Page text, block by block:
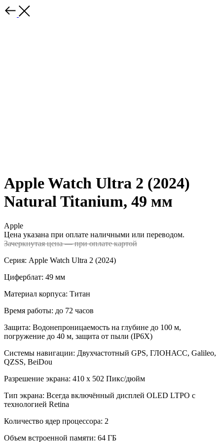
Apple Watch Ultra 2 (2024)
Natural Titanium, 49 мм
Apple
Цена указана при оплате наличными или переводом.
Зачеркнутая цена — при оплате картой
Серия: Apple Watch Ultra 2 (2024)
Циферблат: 49 мм
Материал корпуса: Титан
Время работы: до 72 часов
Защита: Водонепроницаемость на глубине до 100 м,
погружение до 40 м, защита от пыли (IP6X)
Системы навигации: Двухчастотный GPS, ГЛОНАСС, Galileo,
QZSS, BeiDou
Разрешение экрана: 410 х 502 Пикс/дюйм
Тип экрана: Всегда включённый дисплей OLED LTPO с
технологией Retina
Количество ядер процессора: 2
Объем встроенной памяти: 64 ГБ